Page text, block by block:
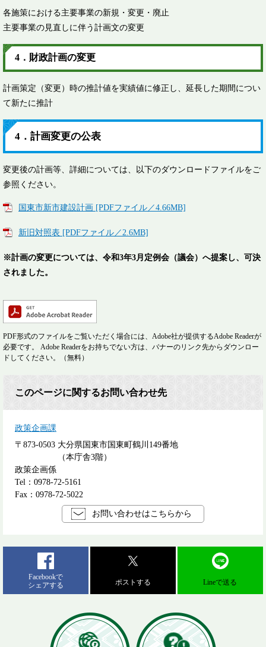
各施策における主要事業の新規・変更・廃止
主要事業の見直しに伴う計画文の変更
4．財政計画の変更
計画策定（変更）時の推計値を実績値に修正し、延長した期間につい
て新たに推計
4．計画変更の公表
変更後の計画等、詳細については、以下のダウンロードファイルをご
参照ください。
国東市新市建設計画 [PDFファイル／4.66MB]
新旧対照表 [PDFファイル／2.6MB]
※計画の変更については、令和3年3月定例会（議会）へ提案し、可決
されました。
PDF形式のファイルをご覧いただく場合には、Adobe社が提供するAdobe Readerが
必要です。
Adobe Readerをお持ちでない方は、バナーのリンク先からダウンロー
ドしてください。（無料）
このページに関するお問い合わせ先
政策企画課
〒873-0503 大分県国東市国東町鶴川149番地
（本庁舎3階）
政策企画係
Tel：0978-72-5161
Fax：0978-72-5022
お問い合わせはこちらから
Facebookで
シェアする
ポストする Lineで送る